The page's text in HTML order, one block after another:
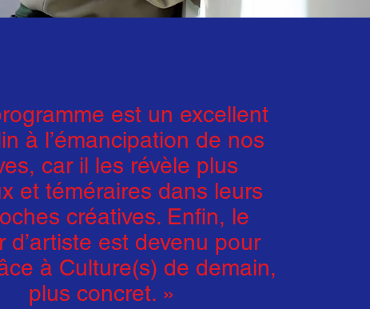
est un excellent
à l’émancipation de nos
car il les révèle plus
et téméraires dans leurs
créatives. Enfin, le
d’artiste est devenu pour
à Culture(s) de demain,
plus concret. »